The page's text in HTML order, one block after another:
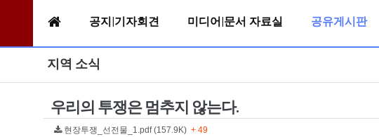
공지|기자회견 미디어|문서 자료실 공유게시판
지역 소식
우리의 투쟁은 멈추지 않는다.
현장투쟁_선전물_1.pdf (157.9K) + 49